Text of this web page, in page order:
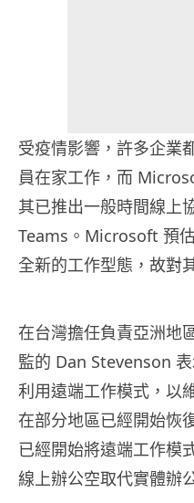
受疫情影響，許多企業
員在家工作，而
其已推出一般時間線上
Teams。Microsoft 預
全新的工作型態，故對
在台灣擔任負責亞洲地
監的 Dan Stevenson
利用遠端工作模式，以
在部分地區已經開始恢
已經開始將遠端工作模
線上辦公空取代實體辦